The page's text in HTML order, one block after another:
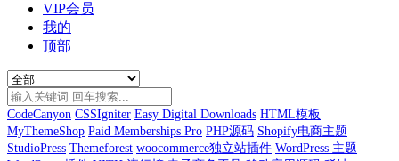
VIP会员
我的
顶部
CodeCanyon CSSIgniter Easy Digital Downloads HTML模板
MyThemeShop Paid Memberships Pro PHP源码 Shopify电商主题
StudioPress Themeforest woocommerce独立站插件 WordPress 主题